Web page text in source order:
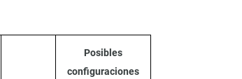
Posibles
configuraciones